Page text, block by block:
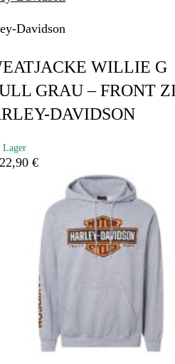
Davidson
WILLIE G
GRAU – FRONT
DAVIDSON
Lager
€